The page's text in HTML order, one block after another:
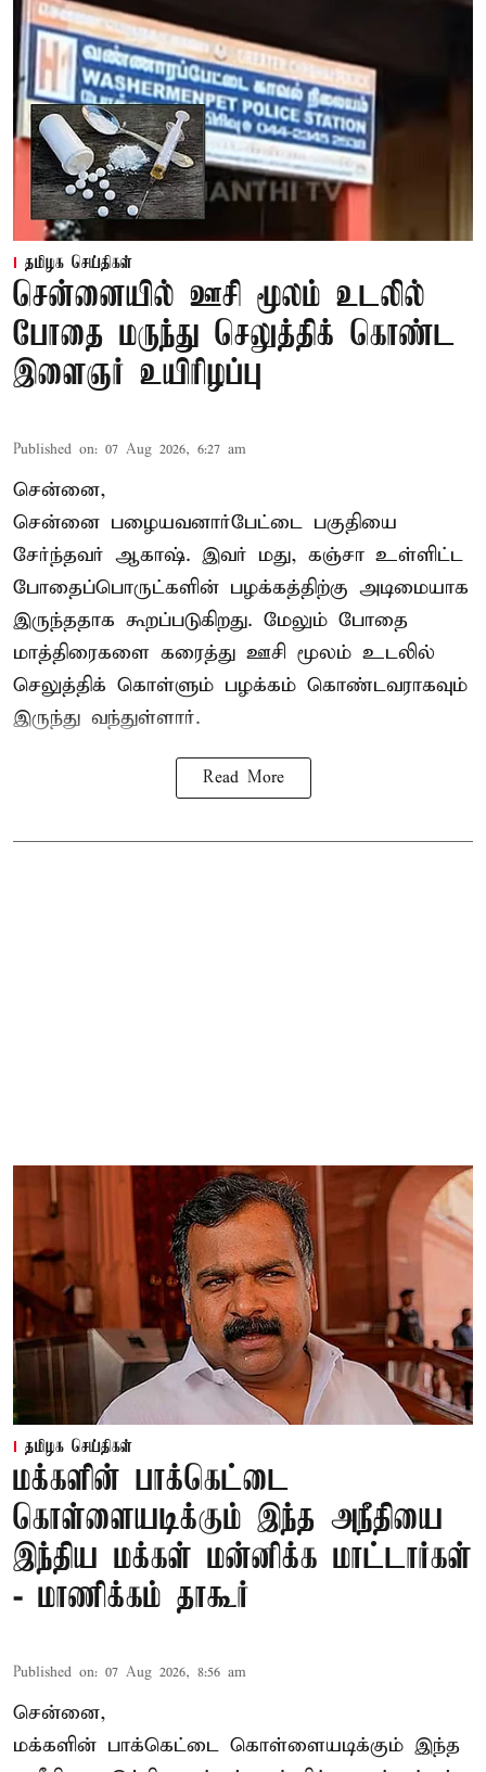
தமிழக செய்திகள்
சென்னையில் ஊசி மூலம் உடலில்
போதை மருந்து செலுத்திக் கொண்ட
இளைஞர் உயிரிழப்பு
Published on: 07 Aug 2026, 6:27 am
சென்னை,
சென்னை பழையவனார்பேட்டை பகுதியை
சேர்ந்தவர் ஆகாஷ். இவர் மது, கஞ்சா உள்ளிட்ட
போதைப்பொருட்களின் பழக்கத்திற்கு அடிமையாக
இருந்ததாக கூறப்படுகிறது. மேலும் போதை
மாத்திரைகளை கரைத்து ஊசி மூலம் உடலில்
செலுத்திக் கொள்ளும் பழக்கம் கொண்டவராகவும்
இருந்து வந்துள்ளார்.
Read More
தமிழக செய்திகள்
மக்களின் பாக்கெட்டை
கொள்ளையடிக்கும் இந்த அநீதியை
இந்திய மக்கள் மன்னிக்க மாட்டார்கள்
- மாணிக்கம் தாகூர்
Published on: 07 Aug 2026, 8:56 am
சென்னை,
மக்களின் பாக்கெட்டை கொள்ளையடிக்கும் இந்த